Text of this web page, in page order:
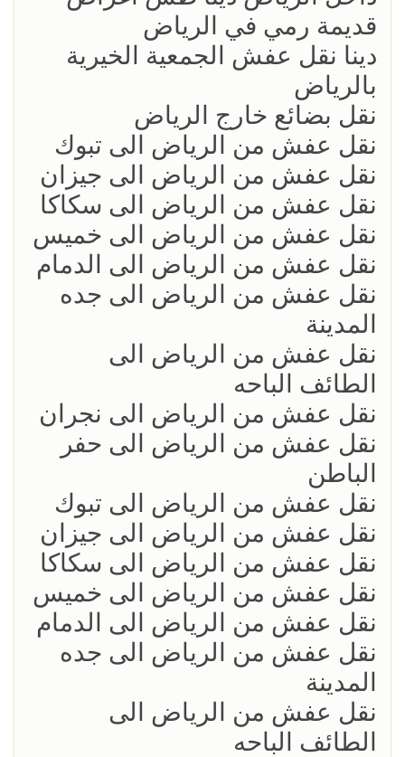
قديمة رمي في الرياض
دينا نقل عفش الجمعية الخيرية
بالرياض
نقل بضائع خارج الرياض
نقل عفش من الرياض الى تبوك
نقل عفش من الرياض الى جيزان
نقل عفش من الرياض الى سكاكا
نقل عفش من الرياض الى خميس
نقل عفش من الرياض الى الدمام
نقل عفش من الرياض الى جده
المدينة
نقل عفش من الرياض الى
الطائف الباحه
نقل عفش من الرياض الى نجران
نقل عفش من الرياض الى حفر
الباطن
نقل عفش من الرياض الى تبوك
نقل عفش من الرياض الى جيزان
نقل عفش من الرياض الى سكاكا
نقل عفش من الرياض الى خميس
نقل عفش من الرياض الى الدمام
نقل عفش من الرياض الى جده
المدينة
نقل عفش من الرياض الى
الطائف الباحه